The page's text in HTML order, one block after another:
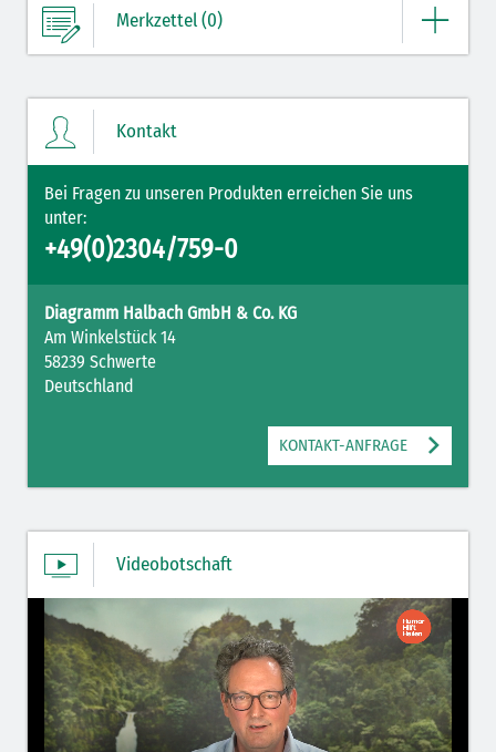
Merkzettel (0)
Kontakt
Bei Fragen zu unseren Produkten erreichen Sie uns
unter:
+49(0)2304/759-0
Diagramm Halbach GmbH & Co. KG
Am Winkelstück 14
58239 Schwerte
Deutschland
KONTAKT-ANFRAGE
Videobotschaft